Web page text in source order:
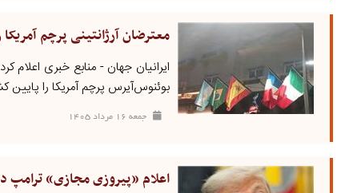
معترضان آرژانتینی پرچم
ایرانیان جهان - منابع خبری اعلام
بوئنوس‌آیرس پرچم آمریکا را پایین
جمعه ۱۶ مرداد ۱۴۰۵
اعلام «پیروزی مجازی» ترامپ